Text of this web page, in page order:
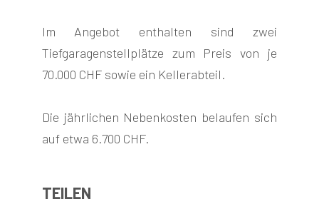
Im Angebot enthalten sind zwei
Tiefgaragenstellplätze zum Preis von je
70.000 CHF sowie ein Kellerabteil.
Die jährlichen Nebenkosten belaufen sich
auf etwa 6.700 CHF.
TEILEN